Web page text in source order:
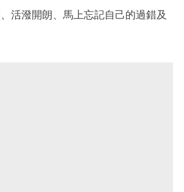
活潑開朗、馬上忘記自己的過錯及